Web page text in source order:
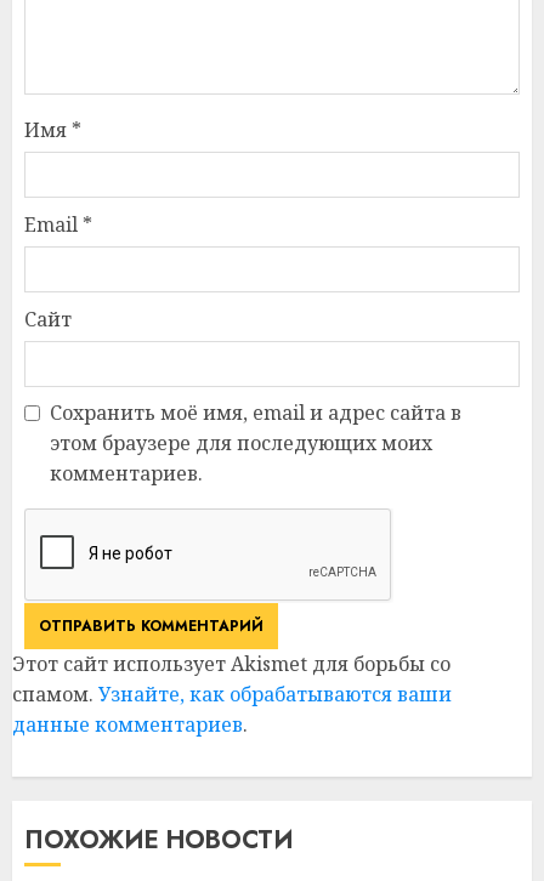
Имя *
Email *
Сайт
Сохранить моё имя, email и адрес сайта в
этом браузере для последующих моих
комментариев.
Этот сайт использует Akismet для борьбы со
спамом. Узнайте, как обрабатываются ваши
данные комментариев.
ПОХОЖИЕ НОВОСТИ